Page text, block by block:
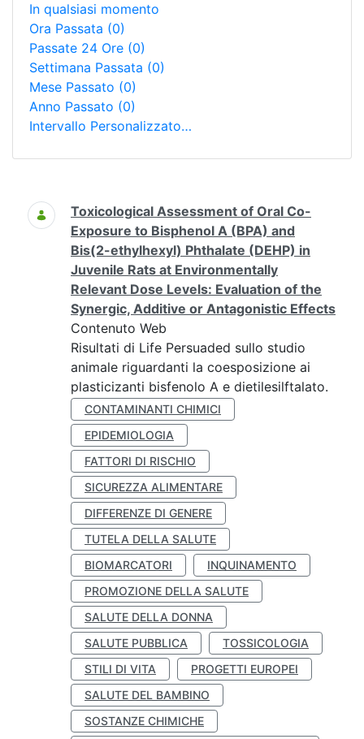
In qualsiasi momento
Ora Passata (0)
Passate 24 Ore (0)
Settimana Passata (0)
Mese Passato (0)
Anno Passato (0)
Intervallo Personalizzato…
Ricerca
Toxicological Assessment of Oral Co-
Exposure to Bisphenol A (BPA) and
Bis(2-ethylhexyl) Phthalate (DEHP) in
Juvenile Rats at Environmentally
Relevant Dose Levels: Evaluation of the
Synergic, Additive or Antagonistic Effects
Contenuto Web
Risultati di Life Persuaded sullo studio
animale riguardanti la coesposizione ai
plasticizanti bisfenolo A e dietilesilftalato.
CONTAMINANTI CHIMICI
EPIDEMIOLOGIA
FATTORI DI RISCHIO
SICUREZZA ALIMENTARE
DIFFERENZE DI GENERE
TUTELA DELLA SALUTE
BIOMARCATORI
INQUINAMENTO
PROMOZIONE DELLA SALUTE
SALUTE DELLA DONNA
SALUTE PUBBLICA
TOSSICOLOGIA
STILI DI VITA
PROGETTI EUROPEI
SALUTE DEL BAMBINO
SOSTANZE CHIMICHE